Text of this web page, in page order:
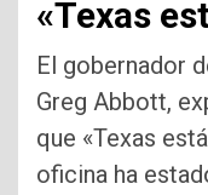
«Texas
El gobernador
Greg Abbott,
que «Texas
oficina ha